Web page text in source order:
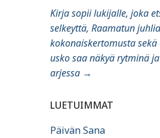
Kirja sopii lukijalle, joka
selkeyttä, Raamatun
kokonaiskertomusta
usko saa näkyä rytminä
arjessa →
LUETUIMMAT
Päivän Sana